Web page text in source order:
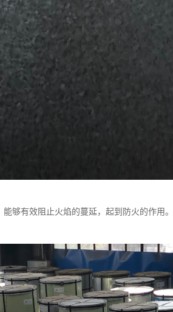
够有效阻止火焰的蔓延，起到防火的作用